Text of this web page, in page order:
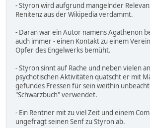
- Styron wird aufgrund mangelnder
Renitenz aus der Wikipedia verdammt.
- Daran war ein Autor namens Agathenon
auch immer - einen Kontakt zu einem
Opfer des Engelwerks bemüht.
- Styron sinnt auf Rache und neben vielen
psychotischen Aktivitäten quatscht er mit
gefundes Fressen für sein weithin
"Schwarzbuch" verwendet.
- Ein Rentner mit zu viel Zeit und einem
ungefragt seinen Senf zu Styron ab.